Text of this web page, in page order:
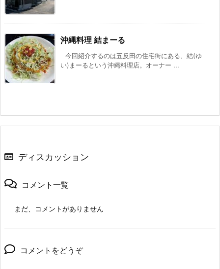
沖縄料理 結まーる
今回紹介するのは五反田の住宅街にある、結(ゆ
い)まーるという沖縄料理店。オーナー ...
ディスカッション
コメント一覧
まだ、コメントがありません
コメントをどうぞ